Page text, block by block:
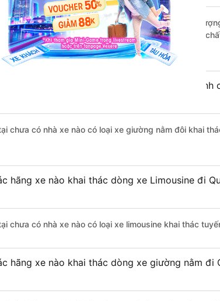
hãng xe đi Nam Định - Nam Định Quảng Ngãi chất
đi Quảng Ngãi từ Nam Định - Nam Định với điểm
loại xe Nam Định - Nam Định Quảng Ngãi dành
chưa có nhà xe nào có loại xe giường nằm đôi khai
hãng xe nào khai thác dòng xe Limousine đi
chưa có nhà xe nào có loại xe limousine khai thác
hãng xe nào khai thác dòng xe giường nằm đi